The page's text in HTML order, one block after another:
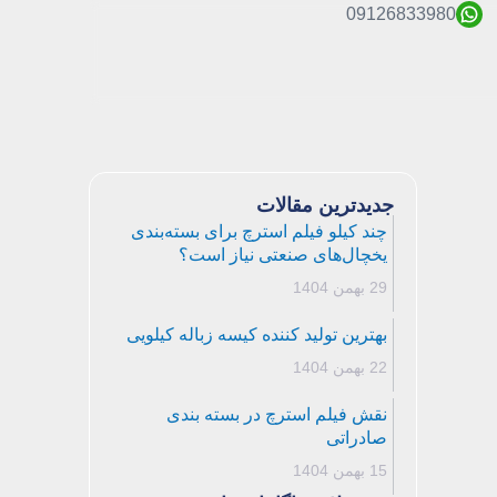
09126833980
جدیدترین مقالات
چند کیلو فیلم استرچ برای بسته‌بندی
یخچال‌های صنعتی نیاز است؟
29 بهمن 1404
بهترین تولید کننده کیسه زباله کیلویی
22 بهمن 1404
نقش فیلم استرچ در بسته بندی
صادراتی
15 بهمن 1404